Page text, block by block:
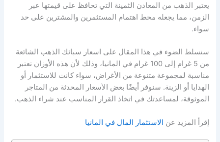
يعتبر الذهب من المعادن الثمينة التي تحافظ على قيمتها عبر
الزمن، مما يجعله محط اهتمام المستثمرين والمشترين على حد
سواء.
سنسلط الضوء في هذا المقال على اسعار سبائك الذهب الشائعة
من 5 غرام إلى 100 غرام في المانيا، وذلك لأن هذه الأوزان تعتبر
مناسبة لمجموعة متنوعة من الأغراض، سواء كانت للاستثمار أو
الهدايا أو الزينة. سنوفر أيضًا بعض الأسعار المحدثة من المتاجر
الموثوقة، لمساعدتك في اتخاذ القرار المناسب عند شراء الذهب.
إقرأ المزيد عن الاستثمار المال في المانيا